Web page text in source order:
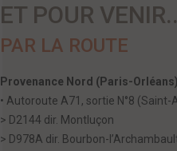
ET POUR
PAR LA ROUTE
Provenance Nord (Paris-Orléans)
• Autoroute A71, sortie N°8
> D2144 dir. Montluçon
> D978A dir. Bourbon-